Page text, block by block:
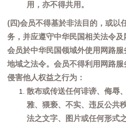
用，亦不得共用。
(四)会员不得基於非法目的，或以
务，并应遵守中华民国相关法令
会员於中华民国领域外使用网路
地域之法令。会员不得利用网路
侵害他人权益之行为：
散布或传送任何诽谤、侮辱
雅、猥亵、不实、违反公共
法之文字、图片或任何形式之